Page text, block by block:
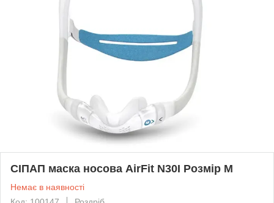
СІПАП маска носова AirFit N30I Розмір M
Немає в наявності